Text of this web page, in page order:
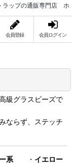
ラップの通販専門店 ホ
会員登録 会員ログイン
級グラスビーズで
ならず、ステッチ
系 ・ イエロー